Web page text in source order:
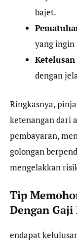
bajet.
yang ingin
dengan
Ringkasnya,
ketenangan dari
pembayaran,
golongan
mengelakkan
Tip
Dengan Gaji
endapat